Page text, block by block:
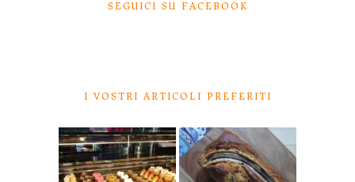
SEGUICI SU FACEBOOK
I VOSTRI ARTICOLI PREFERITI